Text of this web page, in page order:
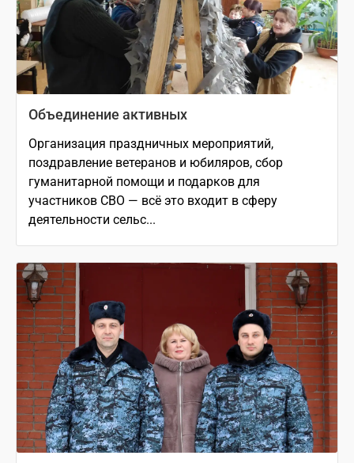
Объединение активных
Организация праздничных мероприятий,
поздравление ветеранов и юбиляров, сбор
гуманитарной помощи и подарков для
участников СВО — всё это входит в сферу
деятельности сельс...